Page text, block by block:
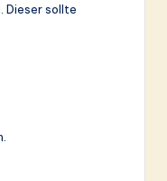
Dieser sollte